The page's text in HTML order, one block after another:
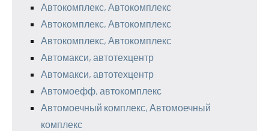
Автокомплекс, Автокомплекс
Автокомплекс, Автокомплекс
Автокомплекс, Автокомплекс
Автомакси, автотехцентр
Автомакси, автотехцентр
Автомоефф, автокомплекс
Автомоечный комплекс, Автомоечный
комплекс